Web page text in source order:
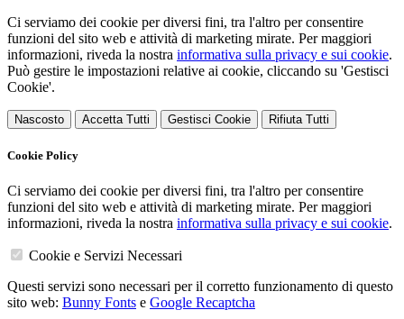
Ci serviamo dei cookie per diversi fini, tra l'altro per consentire
funzioni del sito web e attività di marketing mirate. Per maggiori
informazioni, riveda la nostra informativa sulla privacy e sui cookie.
Può gestire le impostazioni relative ai cookie, cliccando su 'Gestisci
Cookie'.
Nascosto Accetta Tutti Gestisci Cookie Rifiuta Tutti
Cookie Policy
Ci serviamo dei cookie per diversi fini, tra l'altro per consentire
funzioni del sito web e attività di marketing mirate. Per maggiori
informazioni, riveda la nostra informativa sulla privacy e sui cookie.
Cookie e Servizi Necessari
Questi servizi sono necessari per il corretto funzionamento di questo
sito web: Bunny Fonts e Google Recaptcha